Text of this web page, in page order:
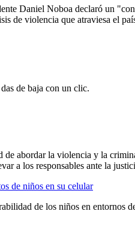
Daniel Noboa declaró un
de violencia que atraviesa el
de baja con un clic.
abordar la violencia y la
a los responsables ante la
de niños en su celular
de los niños en entornos